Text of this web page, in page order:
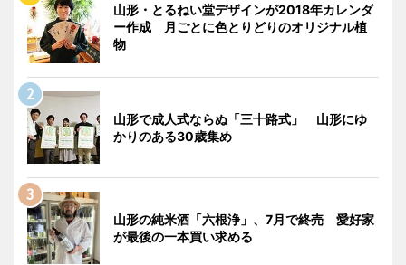
山形・とるねい堂デザインが2018年カレンダ
ー作成 月ごとに色とりどりのオリジナル植
物
山形で成人式ならぬ「三十路式」 山形にゆ
かりのある30歳集め
山形の純米酒「六根浄」、7月で終売 愛好家
が最後の一本買い求める